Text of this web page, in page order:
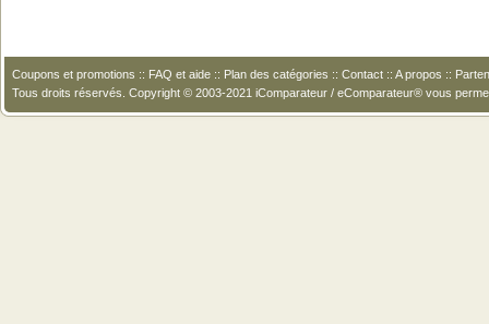
Coupons et promotions :: FAQ et aide :: Plan des catégories :: Contact :: A propos ::
Tous droits réservés. Copyright © 2003-2021 iComparateur / eComparateur® vous